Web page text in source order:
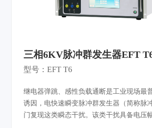
三相6KV脉冲群发生器EFT
型号：EFT T6
继电器弹跳、感性负载通断是工业现场最
诱因，电快速瞬变脉冲群发生器（简称脉
门复现这类瞬态干扰。该类干扰具备电压